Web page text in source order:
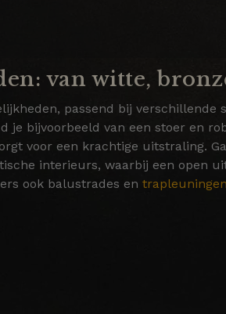
van witte,
passend bij
je bijvoorbeeld van een stoer en
voor een krachtige uitstraling.
interieurs, waarbij een open
ook balustrades en trapleuningen